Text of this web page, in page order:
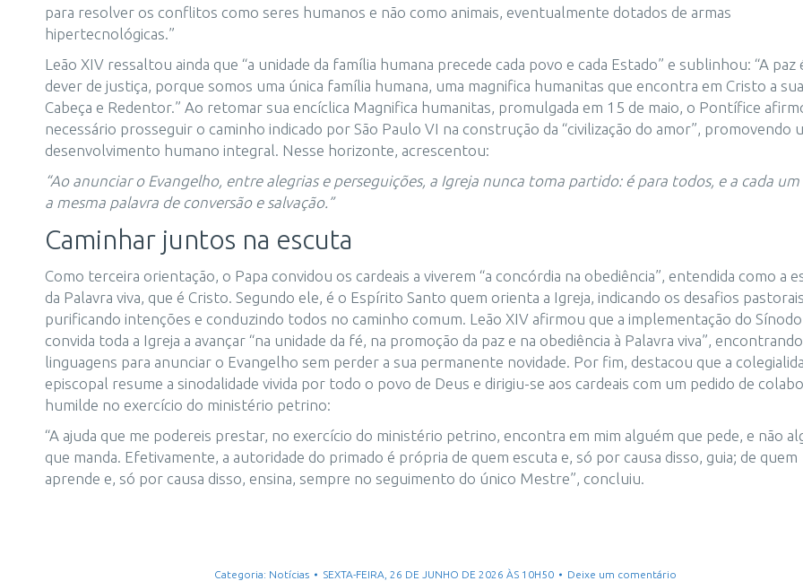
para resolver os conflitos como seres humanos e não como animais, eventualmente dotados de armas
hipertecnológicas.”
Leão XIV ressaltou ainda que “a unidade da família humana precede cada povo e cada Estado” e sublinhou: “A paz
dever de justiça, porque somos uma única família humana, uma magnifica humanitas que encontra em Cristo a sua
Cabeça e Redentor.” Ao retomar sua encíclica Magnifica humanitas, promulgada em 15 de maio, o Pontífice
necessário prosseguir o caminho indicado por São Paulo VI na construção da “civilização do amor”, promovendo
desenvolvimento humano integral. Nesse horizonte, acrescentou:
“Ao anunciar o Evangelho, entre alegrias e perseguições, a Igreja nunca toma partido: é para todos, e a cada
a mesma palavra de conversão e salvação.”
Caminhar juntos na escuta
Como terceira orientação, o Papa convidou os cardeais a viverem “a concórdia na obediência”, entendida como a
da Palavra viva, que é Cristo. Segundo ele, é o Espírito Santo quem orienta a Igreja, indicando os desafios
purificando intenções e conduzindo todos no caminho comum. Leão XIV afirmou que a implementação do Sínodo
convida toda a Igreja a avançar “na unidade da fé, na promoção da paz e na obediência à Palavra viva”,
linguagens para anunciar o Evangelho sem perder a sua permanente novidade. Por fim, destacou que a
episcopal resume a sinodalidade vivida por todo o povo de Deus e dirigiu-se aos cardeais com um pedido de
humilde no exercício do ministério petrino:
“A ajuda que me podereis prestar, no exercício do ministério petrino, encontra em mim alguém que pede, e não
que manda. Efetivamente, a autoridade do primado é própria de quem escuta e, só por causa disso, guia; de quem
aprende e, só por causa disso, ensina, sempre no seguimento do único Mestre”, concluiu.
Categoria: Notícias SEXTA-FEIRA, 26 DE JUNHO DE 2026 ÀS 10H50 Deixe um comentário